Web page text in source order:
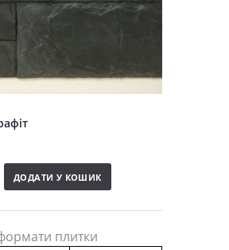
ДОДАТИ У КОШИК
плитки